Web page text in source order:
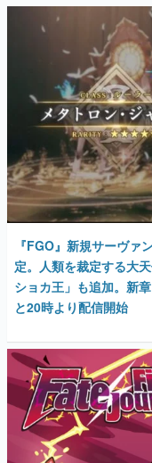
『FGO』新規サーヴァ
定。人類を裁定する大
ショカ王」も追加。新
と20時より配信開始